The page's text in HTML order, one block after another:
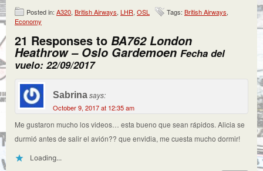
Posted in: A320, British Airways, LHR, OSL Tags: British Airways,
Economy
21 Responses to BA762 London
Heathrow – Oslo Gardemoen Fecha del
vuelo: 22/09/2017
Sabrinasays:
October 9, 2017 at 12:35 am
Me gustaron mucho los videos… esta bueno que sean rápidos. Alicia se
durmió antes de salir el avión?? que envidia, me cuesta mucho dormir!
Loading...